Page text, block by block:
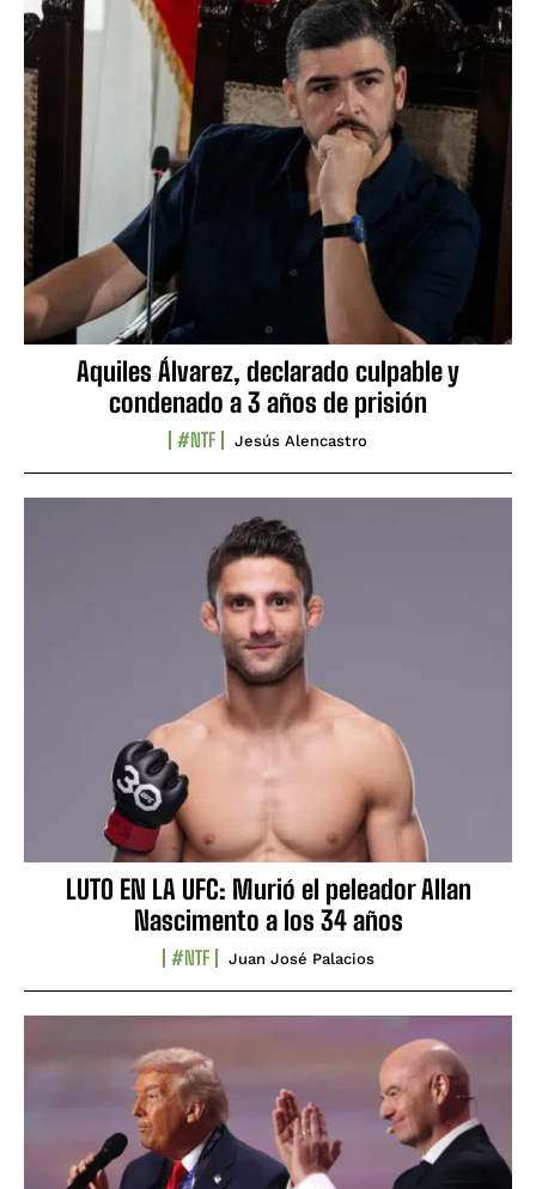
Aquiles Álvarez, declarado culpable y
condenado a 3 años de prisión
#NTF Jesús Alencastro
LUTO EN LA UFC: Murió el peleador Allan
Nascimento a los 34 años
#NTF Juan José Palacios